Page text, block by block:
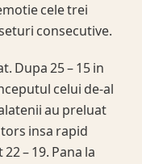
cele trei
consecutive.
Dupa 25 – 15 in
celui de-al
au preluat
insa rapid
– 19. Pana la